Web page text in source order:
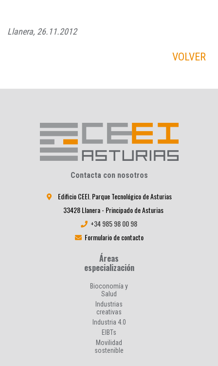
Llanera, 26.11.2012
VOLVER
Contacta con nosotros
Edificio CEEI. Parque Tecnológico de Asturias
33428 Llanera - Principado de Asturias
+34 985 98 00 98
Formulario de contacto
Áreas
especialización
Bioconomía y
Salud
Industrias
creativas
Industria 4.0
EIBTs
Movilidad
sostenible